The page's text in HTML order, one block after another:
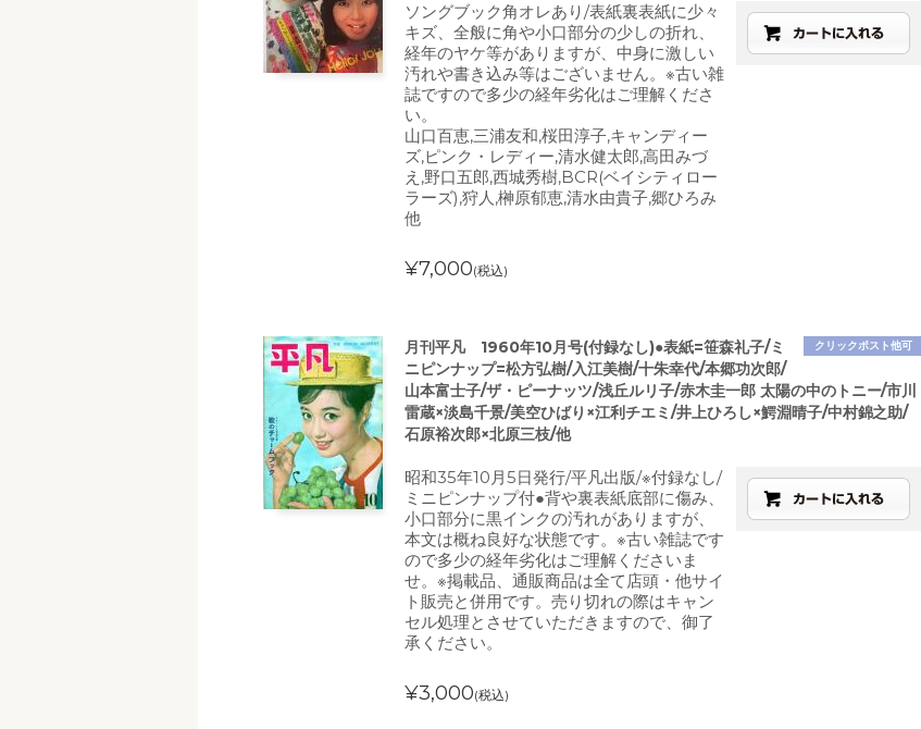
ソングブック角オレあり/表紙裏表紙に少々
キズ、全般に角や小口部分の少しの折れ、
経年のヤケ等がありますが、中身に激しい
汚れや書き込み等はございません。※古い雑
誌ですので多少の経年劣化はご理解くださ
い。
山口百恵,三浦友和,桜田淳子,キャンディー
ズ,ピンク・レディー,清水健太郎,高田みづ
え,野口五郎,西城秀樹,BCR(ベイシティロー
ラーズ),狩人,榊原郁恵,清水由貴子,郷ひろみ
他
¥7,000(税込)
クリックポスト他可
月刊平凡 1960年10月号(付録なし)●表紙=笹森礼子/ミ
ニピンナップ=松方弘樹/入江美樹/十朱幸代/本郷功次郎/
山本富士子/ザ・ピーナッツ/浅丘ルリ子/赤木圭一郎 太陽の中のトニー/市川
雷蔵×淡島千景/美空ひばり×江利チエミ/井上ひろし×鰐淵晴子/中村錦之助/
石原裕次郎×北原三枝/他
昭和35年10月5日発行/平凡出版/※付録なし/
ミニピンナップ付●背や裏表紙底部に傷み、
小口部分に黒インクの汚れがありますが、
本文は概ね良好な状態です。※古い雑誌です
ので多少の経年劣化はご理解くださいま
せ。※掲載品、通販商品は全て店頭・他サイ
ト販売と併用です。売り切れの際はキャン
セル処理とさせていただきますので、御了
承ください。
¥3,000(税込)